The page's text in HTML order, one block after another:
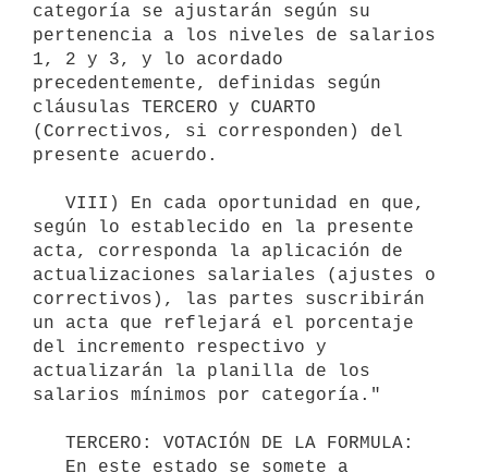
categoría se ajustarán según su
pertenencia a los niveles de salarios
1, 2 y 3, y lo acordado
precedentemente, definidas según
cláusulas TERCERO y CUARTO
(Correctivos, si corresponden) del
presente acuerdo.
según lo establecido en la presente
acta, corresponda la aplicación de
actualizaciones salariales (ajustes o
correctivos), las partes suscribirán
un acta que reflejará el porcentaje
del incremento respectivo y
actualizarán la planilla de los
salarios mínimos por categoría."